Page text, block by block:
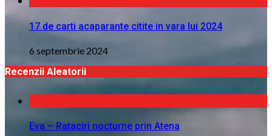
17 de carti acaparante citite in vara lui 2024
6 septembrie 2024
Recenzii Aleatorii
Eva – Rataciri nocturne prin Atena